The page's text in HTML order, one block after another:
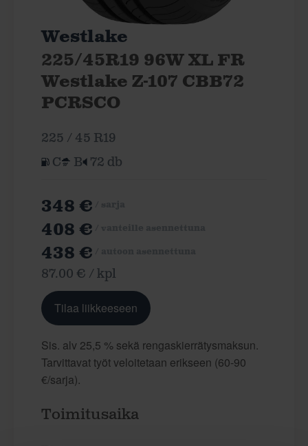
Westlake
225/45R19 96W XL FR
Westlake Z-107 CBB72
PCRSCO
225 / 45 R19
C
B 72 db
348 €
408 €
438 €
87.00 € / kpl
Tilaa liikkeeseen
Sis. alv 25,5 % sekä rengaskierrätysmaksun.
Tarvittavat työt veloitetaan erikseen (60-90
€/sarja).
Toimitusaika